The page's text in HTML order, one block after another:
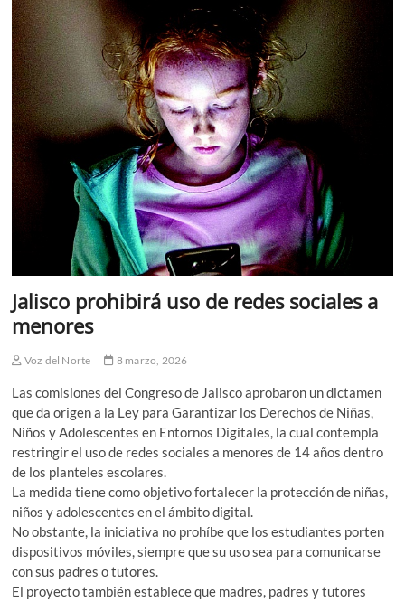
Jalisco prohibirá uso de redes sociales a
menores
Voz del Norte 8 marzo, 2026
Las comisiones del Congreso de Jalisco aprobaron un dictamen
que da origen a la Ley para Garantizar los Derechos de Niñas,
Niños y Adolescentes en Entornos Digitales, la cual contempla
restringir el uso de redes sociales a menores de 14 años dentro
de los planteles escolares.
La medida tiene como objetivo fortalecer la protección de niñas,
niños y adolescentes en el ámbito digital.
No obstante, la iniciativa no prohíbe que los estudiantes porten
dispositivos móviles, siempre que su uso sea para comunicarse
con sus padres o tutores.
El proyecto también establece que madres, padres y tutores